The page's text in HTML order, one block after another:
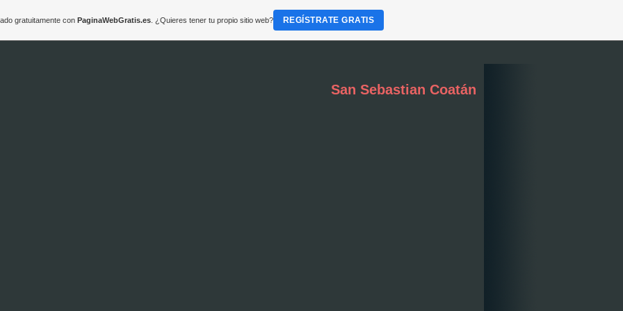
San Sebastian Coatán
gratuitamente con PaginaWebGratis.es. ¿Quieres tener tu propio sitio web? REGÍSTRATE GRATIS